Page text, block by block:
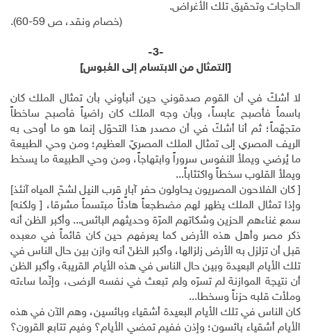
الحاجات وتحقيق تلك الأغراض.
(خصام ونقد، ص 59-60).
-3-
[التمثال من الابتسام إلى العُبوس]
لا أشكّ في أن القوم صدقوني حين أنبأوني بأن تمثال الملك كان
باسماً فأصبح عابساً، وبأن وجه الملك كان راضياً فأصبح ساخطاً
متجهّماً؛ ثم أنا أشكّ في أن مصدر هذا التحوّل إنما هو ما أوحى به
الريف المصري إلى تمثال الملك المصريّ العظيم؛ ومن وحي الطبيعة
ما يُرضي ويملأ النفوس سروراً وابتهاجاً، ومن وحي الطبيعة ما يسخط
ويملأ القلوب سخطاً واكتئاباً...
[ كان الفلاحون المصريون يحاولون حفر آبارٍ قرب النيل لشحّ المياه آنئذ]
وإذا تمثال الملك يظهر لهم مضطجعاً هادئاً مبتسماً مشرقا، [ ولكنه]
سمع غناءهم الحزين وشكاتهم المرّة وحديثهم البائس... وأكبر الظن أنه
ذكر مصر وأهل هذه الأرض كما يعرفهم حين كان قائماً في معبده
قبل أن تزلزل به الأرض زلزالها، وأكبر الظنّ أنه وازن بين حال الناس في
تلك الأيام البعيدة وبين حال الناس في هذه الأيام القريبة، وأكبر الظن
أن نتيجة الموازنة لم تسرّه ولم تبعث في نفسه الرضى، وإنّما ساءته
وملأت قلبه حزناً وسخطا...
كان الناس في تلك الأيام البعيدة أشقياء وبائسين، وهم الآن في هذه
الأيام أشقياء بائسون؛ وإذن ففيم تمضي الأيام؟ وفيم تتابع القرون؟